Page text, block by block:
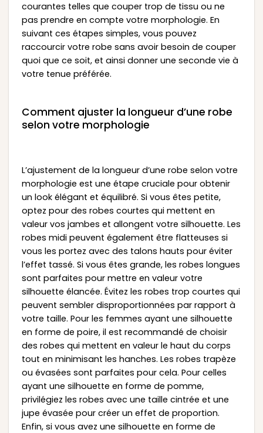
courantes telles que couper trop de tissu ou ne
pas prendre en compte votre morphologie. En
suivant ces étapes simples, vous pouvez
raccourcir votre robe sans avoir besoin de couper
quoi que ce soit, et ainsi donner une seconde vie à
votre tenue préférée.
Comment ajuster la longueur d’une robe
selon votre morphologie
L’ajustement de la longueur d’une robe selon votre
morphologie est une étape cruciale pour obtenir
un look élégant et équilibré. Si vous êtes petite,
optez pour des robes courtes qui mettent en
valeur vos jambes et allongent votre silhouette. Les
robes midi peuvent également être flatteuses si
vous les portez avec des talons hauts pour éviter
l’effet tassé. Si vous êtes grande, les robes longues
sont parfaites pour mettre en valeur votre
silhouette élancée. Évitez les robes trop courtes qui
peuvent sembler disproportionnées par rapport à
votre taille. Pour les femmes ayant une silhouette
en forme de poire, il est recommandé de choisir
des robes qui mettent en valeur le haut du corps
tout en minimisant les hanches. Les robes trapèze
ou évasées sont parfaites pour cela. Pour celles
ayant une silhouette en forme de pomme,
privilégiez les robes avec une taille cintrée et une
jupe évasée pour créer un effet de proportion.
Enfin, si vous avez une silhouette en forme de